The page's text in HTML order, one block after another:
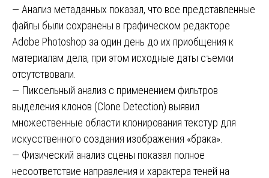
— Анализ метаданных показал, что все представленные
файлы были сохранены в графическом редакторе
Adobe Photoshop за один день до их приобщения к
материалам дела, при этом исходные даты съемки
отсутствовали.
— Пиксельный анализ с применением фильтров
выделения клонов (Clone Detection) выявил
множественные области клонирования текстур для
искусственного создания изображения «брака».
— Физический анализ сцены показал полное
несоответствие направления и характера теней на